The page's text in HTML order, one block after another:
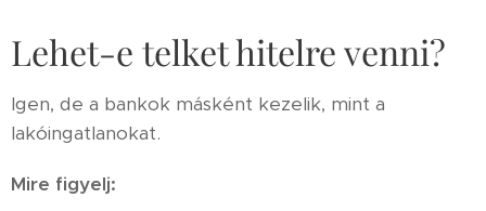
Lehet-e telket hitelre venni?
Igen, de a bankok másként kezelik, mint a
lakóingatlanokat.
Mire figyelj: